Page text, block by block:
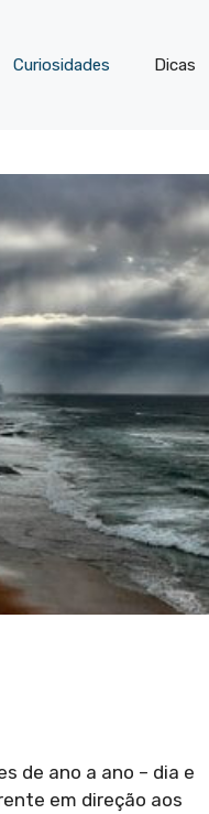
Curiosidades Dicas
de ano a ano – dia e
em direção aos